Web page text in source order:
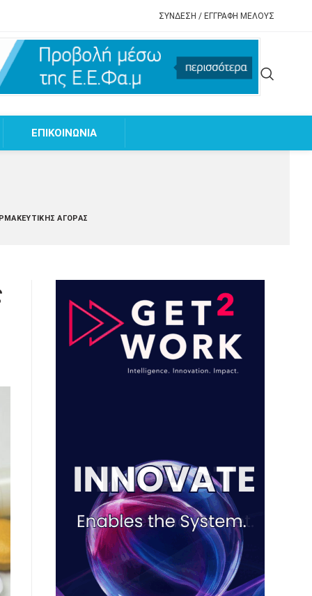
ΣΥΝΔΕΣΗ / ΕΓΓΡΑΦΗ ΜΕΛΟΥΣ
EΠΙΚΟΙΝΩΝΙΑ
ΑΓΟΡΆΣ